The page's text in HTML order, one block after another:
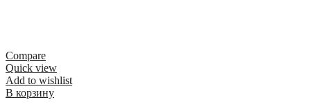
Compare
Quick view
Add to wishlist
В корзину